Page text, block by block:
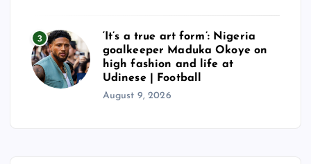
3
‘It’s a true art form’: Nigeria
goalkeeper Maduka Okoye on
high fashion and life at
Udinese | Football
August 9, 2026